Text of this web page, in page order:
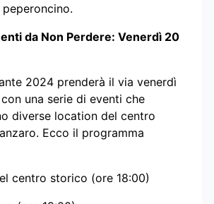
da Non Perdere: Venerdì 20
2024 prenderà il via venerdì
una serie di eventi che
diverse location del centro
Ecco il programma
centro storico (ore 18:00)